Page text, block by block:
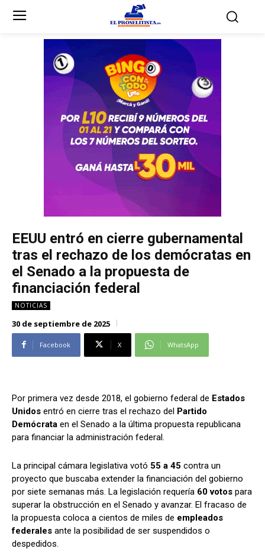
Partidos Políticos
Partido Liberal
Unificación Democrática
Anticorrupción
Alianza Patriotica
Libertad y Refundación
Frente Amplio
Centro Social Cristianos
Nueva Ruta
Suscríbase a nuestro boletín
Manténgase informado de nuestro contenido, recibiendo
Partidos Políticos
Partido Liberal
Unificación Democrática
Anticorrupción
Alianza Patriotica
Libertad y Refundación
Frente Amplio
Centro Social Cristianos
Nueva Ruta
Suscríbase a nuestro boletín
Manténgase informado de nuestro contenido, recibiendo
EEUU entró en cierre gubernamental
tras el rechazo de los demócratas en
el Senado a la propuesta de
financiación federal
NOTICIAS
30 de septiembre de 2025
Facebook X WhatsApp
Por primera vez desde 2018, el gobierno federal de Estados
Unidos entró en cierre tras el rechazo del Partido
Demócrata en el Senado a la última propuesta republicana
para financiar la administración federal.
La principal cámara legislativa votó 55 a 45 contra un
proyecto que buscaba extender la financiación del gobierno
por siete semanas más. La legislación requería 60 votos para
superar la obstrucción en el Senado y avanzar. El fracaso de
la propuesta coloca a cientos de miles de empleados
federales ante la posibilidad de ser suspendidos o
despedidos.